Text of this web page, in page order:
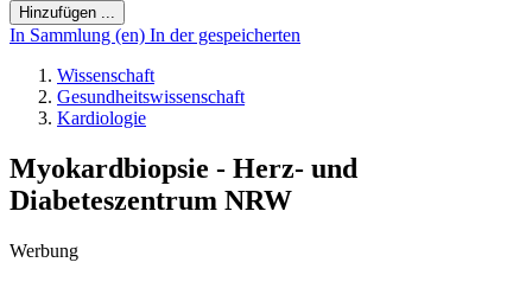
Hinzufügen ...
In Sammlung (en) In der gespeicherten
Wissenschaft
Gesundheitswissenschaft
Kardiologie
Myokardbiopsie - Herz- und
Diabeteszentrum NRW
Werbung